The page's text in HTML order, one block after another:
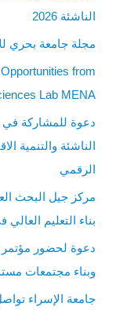
الناشئة 2026
مجلة جامعة بحري
from
Lab MENA
دعوة للمشاركة
الناشئة والتنمية
الرقمي
مركز جيل البحث
بناء التعليم
دعوة لحضور مؤتمر
وبناء مجتمعات
جامعة الإسراء